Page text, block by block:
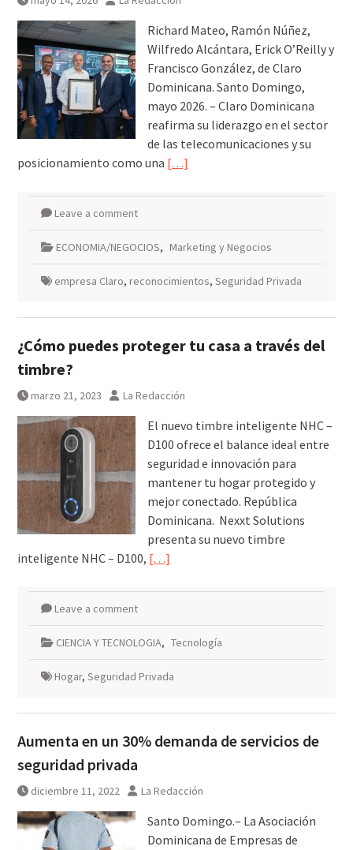
Richard Mateo, Ramón Núñez,
Wilfredo Alcántara, Erick O’Reilly y
Francisco González, de Claro
Dominicana. Santo Domingo,
mayo 2026. – Claro Dominicana
reafirma su liderazgo en el sector
de las telecomunicaciones y su
posicionamiento como una […]
Leave a comment
ECONOMIA/NEGOCIOS, Marketing y Negocios
empresa Claro, reconocimientos, Seguridad Privada
¿Cómo puedes proteger tu casa a través del
timbre?
marzo 21, 2023 La Redacción
El nuevo timbre inteligente NHC –
D100 ofrece el balance ideal entre
seguridad e innovación para
mantener tu hogar protegido y
mejor conectado. República
Dominicana. Nexxt Solutions
presenta su nuevo timbre
inteligente NHC – D100, […]
Leave a comment
CIENCIA Y TECNOLOGIA, Tecnología
Hogar, Seguridad Privada
Aumenta en un 30% demanda de servicios de
seguridad privada
diciembre 11, 2022 La Redacción
Santo Domingo.– La Asociación
Dominicana de Empresas de